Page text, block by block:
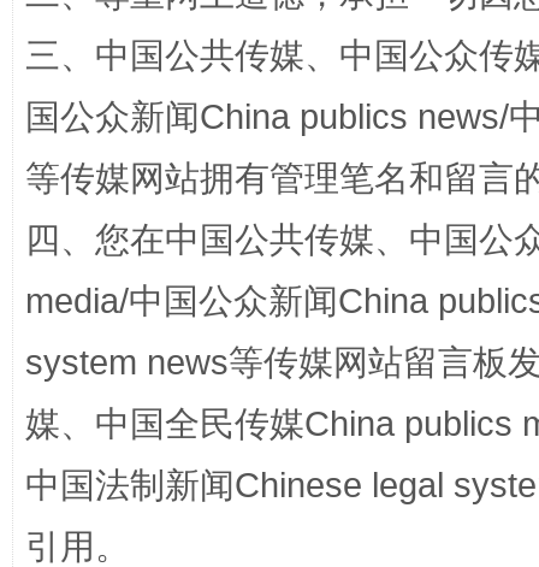
阿坝州三大球赛在茂县开幕 规模
国家大学科技园优化重塑工作
三、中国公共传媒、中国公众传
国公众新闻China publics news/
等传媒网站拥有管理笔名和留言
四、您在中国公共传媒、中国公
media/中国公众新闻China
system news等传媒网站留言板
媒、中国全民传媒China publics
中国法制新闻Chinese legal
引用。